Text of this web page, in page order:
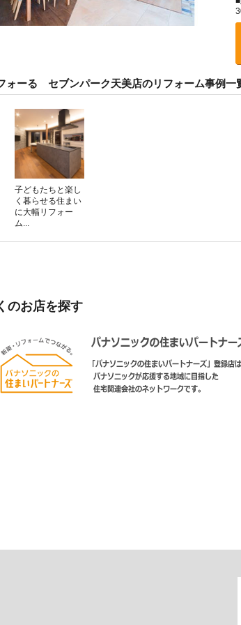
ォーる セブンパーク天美店のリフォーム事例一
子どもたちと楽し
く暮らせる住まい
に大幅リフォー
ム...
のお店を探す